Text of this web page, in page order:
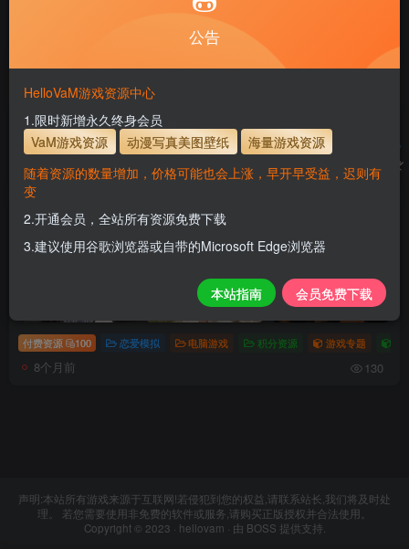
搜索重生了还要我谈恋爱
文章 用户 版块 帖子 商品
排序 最新 热门 点赞 评论 收藏 销量
重生了还要我谈恋爱？|官方简体中文
付费资源 100 恋爱模拟 电脑游戏 积分资源 游戏专题
8个月前 130
声明:本站所有游戏来源于互联网!若侵犯到您的权益,请联系站长,我们将及时处
理。 若您需要使用非免费的软件或服务,请购买正版授权并合法使用。
Copyright © 2023 · hellovam · 由 BOSS 提供支持.
公告
HelloVaM游戏资源中心
1.限时新增永久终身会员
VaM游戏资源
动漫写真美图壁纸
海量游戏资源
随着资源的数量增加，价格可能也会上涨，早开早受益，迟则有
变
2.开通会员，全站所有资源免费下载
3.建议使用谷歌浏览器或自带的Microsoft Edge浏览器
本站指南 会员免费下载